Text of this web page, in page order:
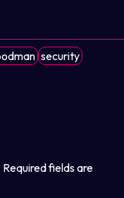
security
Required fields are